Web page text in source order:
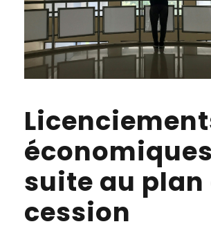
économiques
suite au plan
cession